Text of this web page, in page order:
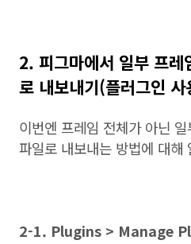
2. 피그마에서 일부 프
로 내보내기(플러그인 사
이번엔 프레임 전체가 아닌
파일로 내보내는 방법에 대해
2-1. Plugins > Manage